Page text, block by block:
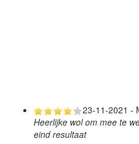
23-11-2021 -
Heerlijke wol om mee te
eind resultaat